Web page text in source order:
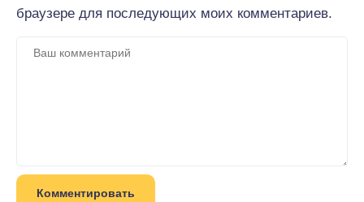
браузере для последующих моих комментариев.